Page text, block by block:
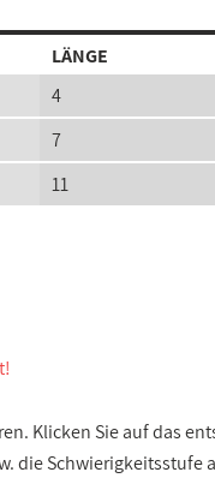
LÄNGE
4
7
11
Klicken Sie auf das
die Schwierigkeitsstufe